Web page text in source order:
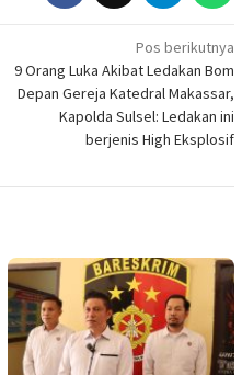
Pos berikutnya
9 Orang Luka Akibat Ledakan Bom
Depan Gereja Katedral Makassar,
Kapolda Sulsel: Ledakan ini
berjenis High Eksplosif